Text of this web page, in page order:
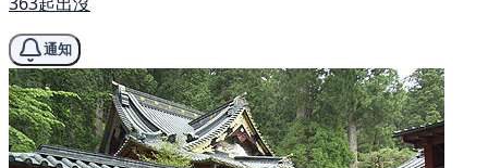
通知